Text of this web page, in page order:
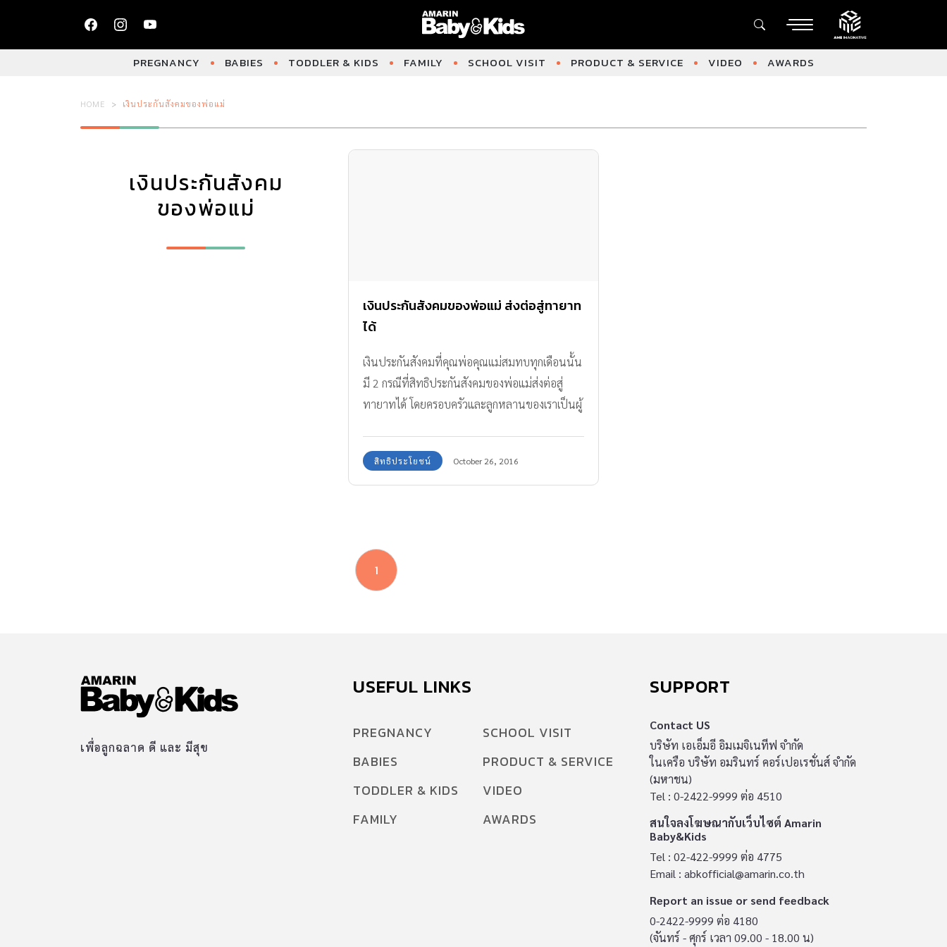
PREGNANCY BABIES TODDLER & KIDS FAMILY SCHOOL VISIT PRODUCT & SERVICE VIDEO AWARDS
HOME เงินประกันสังคมของพ่อแม่
เงินประกันสังคม
ของพ่อแม่
เงินประกันสังคมของพ่อแม่ ส่งต่อสู่ทายาท
ได้
เงินประกันสังคมที่คุณพ่อคุณแม่สมทบทุกเดือนนั้น
มี 2 กรณีที่สิทธิประกันสังคมของพ่อแม่ส่งต่อสู่
ทายาทได้ โดยครอบครัวและลูกหลานของเราเป็นผู้
สิทธิประโยชน์ October 26, 2016
1
เพื่อลูกฉลาด ดี และ มีสุข
USEFUL LINKS
PREGNANCY
BABIES
TODDLER & KIDS
FAMILY
SCHOOL VISIT
PRODUCT & SERVICE
VIDEO
AWARDS
SUPPORT
Contact US
บริษัท เอเอ็มอี อิมเมจิเนทีฟ จำกัด
ในเครือ บริษัท อมรินทร์ คอร์เปอเรชั่นส์ จำกัด
(มหาชน)
Tel : 0-2422-9999 ต่อ 4510
สนใจลงโฆษณากับเว็บไซต์ Amarin
Baby&Kids
Tel : 02-422-9999 ต่อ 4775
Email : abkofficial@amarin.co.th
Report an issue or send feedback
0-2422-9999 ต่อ 4180
(จันทร์ - ศุกร์ เวลา 09.00 - 18.00 น)